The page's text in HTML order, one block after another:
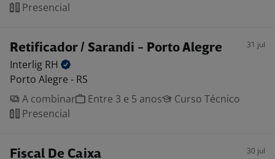
Presencial
Retificador / Sarandi - Porto Alegre 31 jul
Interlig RH
Porto Alegre - RS
A combinar
Entre 3 e 5 anos
Curso Técnico
Presencial
Fiscal De Caixa 30 jul